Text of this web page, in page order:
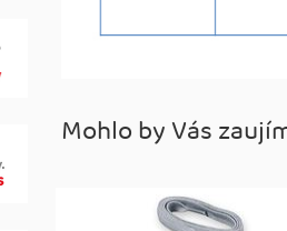
Mohlo by Vás